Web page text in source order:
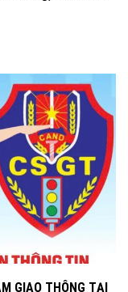
GIAO THÔNG TẠI